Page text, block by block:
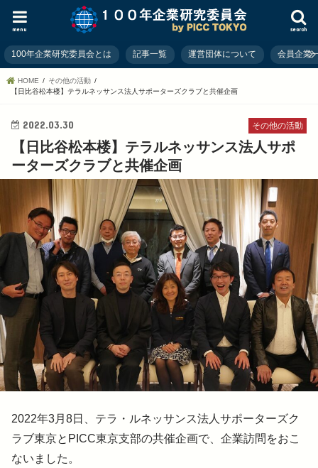
search
menu
100年企業研究委員会とは 記事一覧 運営団体について 会員企業
HOME
その他の活動
【日比谷松本楼】テラルネッサンス法人サポーターズクラブと共催企画
その他の活動
2022.03.30
【日比谷松本楼】テラルネッサンス法人サポ
ーターズクラブと共催企画
2022年3月8日、テラ・ルネッサンス法人サポーターズク
ラブ東京とPICC東京支部の共催企画で、企業訪問をおこ
ないました。